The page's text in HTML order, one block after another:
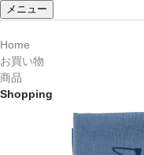
メニュー
Home
お買い物
商品
Shopping